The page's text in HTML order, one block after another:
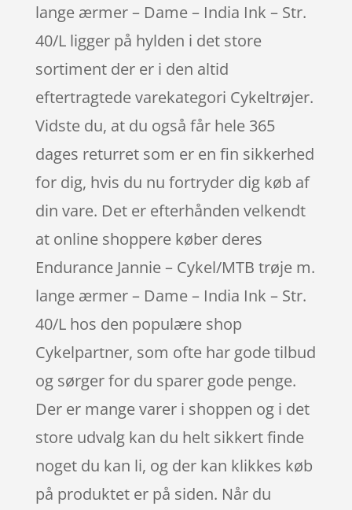
lange ærmer – Dame – India Ink – Str.
40/L ligger på hylden i det store
sortiment der er i den altid
eftertragtede varekategori Cykeltrøjer.
Vidste du, at du også får hele 365
dages returret som er en fin sikkerhed
for dig, hvis du nu fortryder dig køb af
din vare. Det er efterhånden velkendt
at online shoppere køber deres
Endurance Jannie – Cykel/MTB trøje m.
lange ærmer – Dame – India Ink – Str.
40/L hos den populære shop
Cykelpartner, som ofte har gode tilbud
og sørger for du sparer gode penge.
Der er mange varer i shoppen og i det
store udvalg kan du helt sikkert finde
noget du kan li, og der kan klikkes køb
på produktet er på siden. Når du